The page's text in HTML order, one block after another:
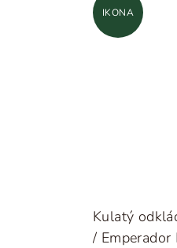
IKONA
Kulatý
/